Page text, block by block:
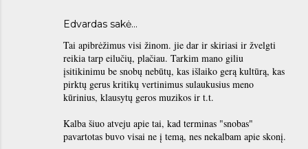
Edvardas sakė…
Tai apibrėžimus visi žinom. jie dar ir skiriasi ir žvelgti
reikia tarp eilučių, plačiau. Tarkim mano giliu
įsitikinimu be snobų nebūtų, kas išlaiko gerą kultūrą, kas
pirktų gerus kritikų vertinimus sulaukusius meno
kūrinius, klausytų geros muzikos ir t.t.
Kalba šiuo atveju apie tai, kad terminas "snobas"
pavartotas buvo visai ne į temą, nes nekalbam apie skonį.